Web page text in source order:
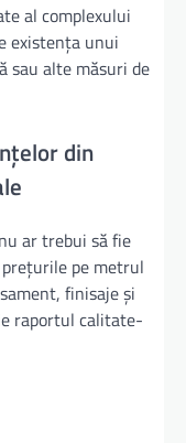
al complexului
existența unui
sau alte măsuri de
din
ar trebui să fie
pe metrul
finisaje și
raportul calitate-